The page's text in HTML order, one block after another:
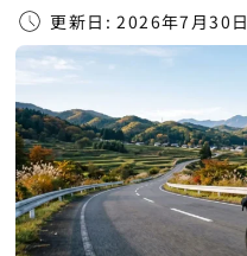
更新日: 2026年7月30日